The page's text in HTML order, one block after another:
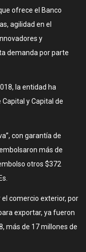
ofrece el Banco
agilidad en el
y
demanda por parte
la entidad ha
y Capital de
con garantía de
más de
otros $372
comercio exterior, por
exportar, ya fueron
más de 17 millones de